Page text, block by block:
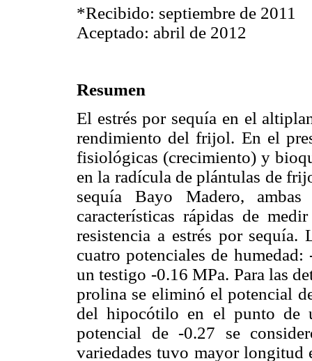
*Recibido: septiembre de 2011
Aceptado: abril de 2012
Resumen
El estrés por sequía en el
rendimiento del frijol. En el
fisiológicas (crecimiento) y
en la radícula de plántulas de
sequía Bayo Madero,
características rápidas de
resistencia a estrés por
cuatro potenciales de
un testigo -0.16 MPa. Para las
prolina se eliminó el potencial
del hipocótilo en el punto de
potencial de -0.27 se
variedades tuvo mayor longitud